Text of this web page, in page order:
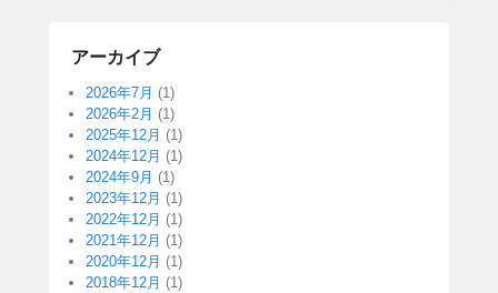
アーカイブ
2026年7月 (1)
2026年2月 (1)
2025年12月 (1)
2024年12月 (1)
2024年9月 (1)
2023年12月 (1)
2022年12月 (1)
2021年12月 (1)
2020年12月 (1)
2018年12月 (1)